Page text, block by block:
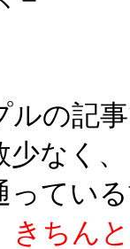
ルの記
少なく
ってい
きちん